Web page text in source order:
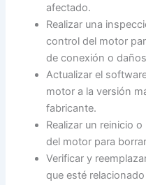
afectado.
Realizar una
control del motor
de conexión o
Actualizar el
motor a la versión
fabricante.
Realizar un reinicio
del motor para
Verificar y
que esté